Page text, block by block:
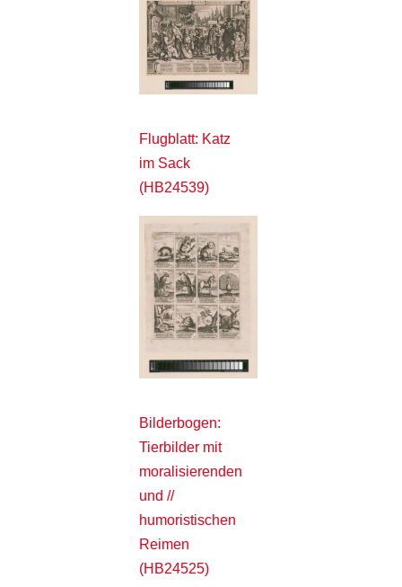
Flugblatt: Katz
im Sack
(HB24539)
Bilderbogen:
Tierbilder mit
moralisierenden
und //
humoristischen
Reimen
(HB24525)